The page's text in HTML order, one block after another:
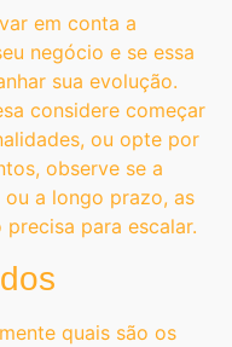
em conta a
negócio e se essa
sua evolução.
considere começar
ou opte por
observe se a
a longo prazo, as
para escalar.
quais são os